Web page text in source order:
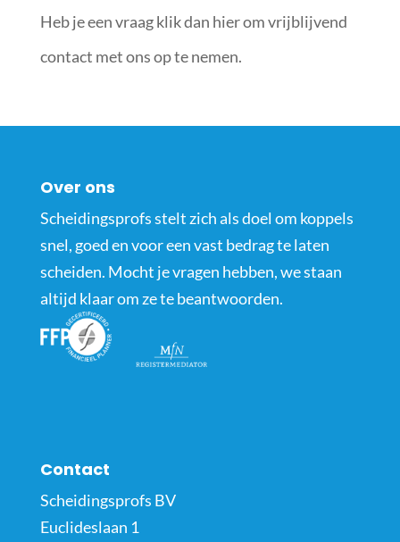
Heb je een vraag klik dan hier om vrijblijvend
contact met ons op te nemen.
Over ons
Scheidingsprofs stelt zich als doel om koppels
snel, goed en voor een vast bedrag te laten
scheiden. Mocht je vragen hebben, we staan
altijd klaar om ze te beantwoorden.
Contact
Scheidingsprofs BV
Euclideslaan 1